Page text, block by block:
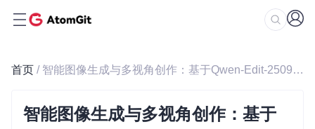
首页 / 智能图像生成与多视角创作：基于Qwen-Edit-2509的技术实践指南
智能图像生成与多视角创作：基于